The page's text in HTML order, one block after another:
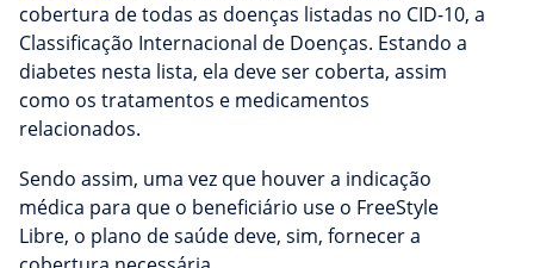
cobertura de todas as doenças listadas no CID-10, a
Classificação Internacional de Doenças. Estando a
diabetes nesta lista, ela deve ser coberta, assim
como os tratamentos e medicamentos
relacionados.
Sendo assim, uma vez que houver a indicação
médica para que o beneficiário use o FreeStyle
Libre, o plano de saúde deve, sim, fornecer a